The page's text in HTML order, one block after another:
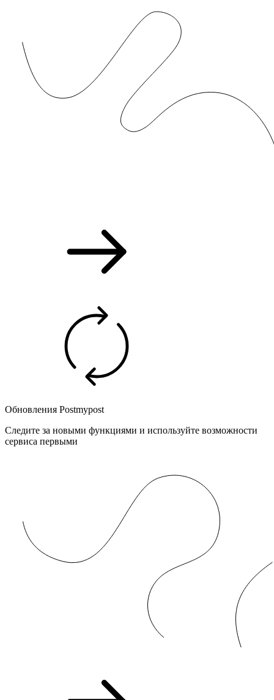
Обновления Postmypost
Следите за новыми функциями и используйте возможности
сервиса первыми